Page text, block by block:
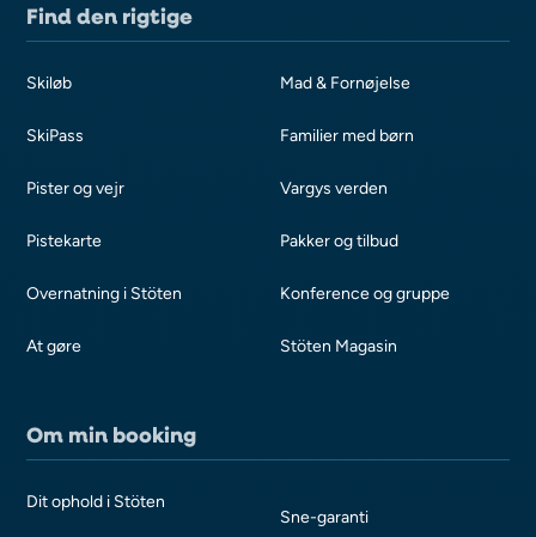
Find den rigtige
Skiløb
SkiPass
Pister og vejr
Pistekarte
Overnatning i Stöten
At gøre
Mad & Fornøjelse
Familier med børn
Vargys verden
Pakker og tilbud
Konference og gruppe
Stöten Magasin
Om min booking
Dit ophold i Stöten
Sne-garanti